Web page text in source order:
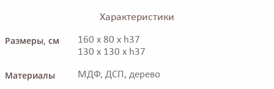
Характеристики
Размеры, см
160 x 80 x h37
130 x 130 x h37
Материалы МДФ, ДСП, дерево